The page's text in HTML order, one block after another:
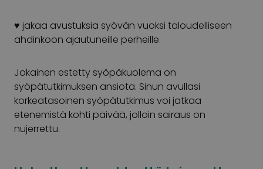
♥ jakaa avustuksia syövän vuoksi taloudelliseen
ahdinkoon ajautuneille perheille.
Jokainen estetty syöpäkuolema on
syöpätutkimuksen ansiota. Sinun avullasi
korkeatasoinen syöpätutkimus voi jatkaa
etenemistä kohti päivää, jolloin sairaus on
nujerrettu.